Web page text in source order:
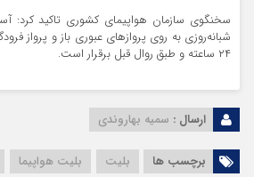
سخنگوی سازمان هواپیمای کشوری تاکید کرد:
شبانه‌روزی به روی پروازهای عبوری باز و پرواز
۲۴ ساعته و طبق روال قبل برقرار است.
ارسال : سمیه بهاروندی
برچسب ها بلیت بلیت هواپیما